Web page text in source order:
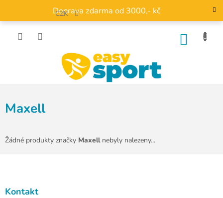
obsah
Doprava zdarma od 3000,- kč
CZK
Maxell
Žádné produkty značky Maxellnebyly nalezeny...
Kontakt